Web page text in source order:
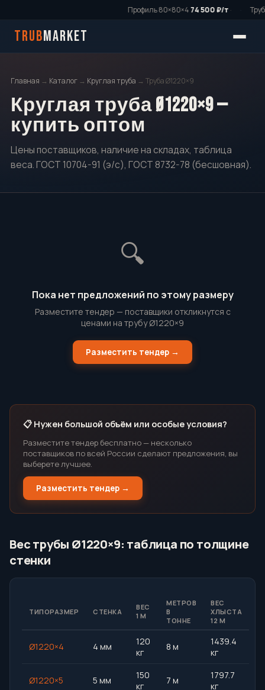
Профиль 80×80×474 500 ₽/т·
TRUBMARKET
Главная → Каталог → Круглая труба → Труба Ø1220×9
Круглая труба Ø1220×9 —
купить оптом
Цены поставщиков, наличие на складах, таблица
веса. ГОСТ 10704-91 (э/с), ГОСТ 8732-78 (бесшовная).
🔍
Пока нет предложений по этому размеру
Разместите тендер — поставщики откликнутся с
ценами на трубу Ø1220×9
Разместить тендер →
📋 Нужен большой объём или особые условия?
Разместите тендер бесплатно — несколько
поставщиков по всей России сделают предложения, вы
выберете лучшее.
Разместить тендер →
Вес трубы Ø1220×9: таблица по толщине
стенки
ТИПОРАЗМЕР СТЕНКА
ВЕС
1 М
МЕТРОВ
В
ТОННЕ
ВЕС
ХЛЫСТА
12 М
Ø1220×4 4 мм
120
кг
8 м
1439.4
кг
Ø1220×5 5 мм
150
кг
7 м
1797.7
кг